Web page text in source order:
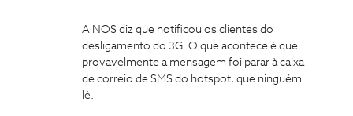
A NOS diz que notificou os clientes do
desligamento do 3G. O que acontece é que
provavelmente a mensagem foi parar à caixa
de correio de SMS do hotspot, que ninguém
lê.